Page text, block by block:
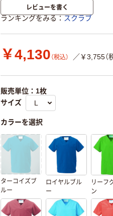
レビューを書く
ランキングをみる スクラブ
￥4,130 （税込） ／￥3,755（
販売単位：1枚
サイズ
カラーを選択
ターコイズブ
ルー
ロイヤルブル
ー
リーフ
ン